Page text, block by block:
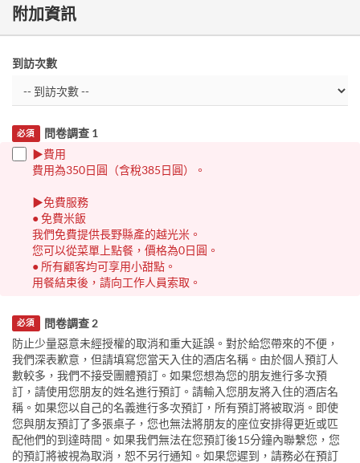
附加資訊
到訪次數
問卷調查 1
必須
▶︎費用
費用為350日圓（含稅385日圓）。
▶︎免費服務
● 免費米飯
我們免費提供長野縣產的越光米。
您可以從菜單上點餐，價格為0日圓。
● 所有顧客均可享用小甜點。
用餐結束後，請向工作人員索取。
問卷調查 2
必須
防止少量惡意未經授權的取消和重大延誤。對於給您帶來的不便，
我們深表歉意，但請填寫您當天入住的酒店名稱。由於個人預訂人
數較多，我們不接受團體預訂。如果您想為您的朋友進行多次預
訂，請使用您朋友的姓名進行預訂。請輸入您朋友將入住的酒店名
稱。如果您以自己的名義進行多次預訂，所有預訂將被取消。即使
您與朋友預訂了多張桌子，您也無法將朋友的座位安排得更近或匹
配他們的到達時間。如果我們無法在您預訂後15分鐘內聯繫您，您
的預訂將被視為取消，恕不另行通知。如果您遲到，請務必在預訂